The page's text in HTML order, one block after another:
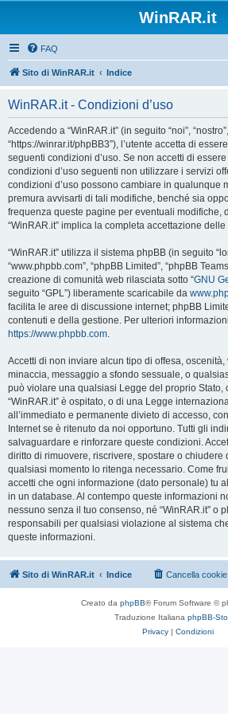
WinRAR.it
FAQ
Sito di WinRAR.it Indice
WinRAR.it - Condizioni d’uso
Accedendo a “WinRAR.it” (in seguito “noi”,
“https://winrar.it/phpBB3”), l’utente accetta di
seguenti condizioni d’uso. Se non accetti di
condizioni d’uso seguenti non utilizzare i servizi
condizioni d’uso possono cambiare in qualunque
premura avvisarti di tali modifiche, benché sia
frequenza queste pagine per eventuali modifiche,
“WinRAR.it” implica la completa accettazione
“WinRAR.it” utilizza il sistema phpBB (in seguito
“www.phpbb.com”, “phpBB Limited”, “phpBB
creazione di comunità web rilasciata sotto “GNU
seguito “GPL”) liberamente scaricabile da
facilita le aree di discussione internet; phpBB
contenuti e della gestione. Per ulteriori
https://www.phpbb.com.
Accetti di non inviare alcun tipo di offesa,
minaccia, messaggio a sfondo sessuale, o
può violare una qualsiasi Legge del proprio Stato,
“WinRAR.it” è ospitato, o di una Legge
all’immediato e permanente divieto di accesso,
Internet se è ritenuto da noi opportuno. Tutti gli
salvaguardare e rinforzare queste condizioni.
diritto di rimuovere, riscrivere, spostare o chiudere
qualsiasi momento lo ritenga necessario. Come
accetti che ogni informazione (dato personale) tu
in un database. Al contempo queste informazioni
nessuno senza il tuo consenso, né “WinRAR.it” o
responsabili per qualsiasi violazione al sistema
queste informazioni.
Sito di WinRAR.it Indice Cancella cookie
Creato da phpBB® Forum Software ©
Traduzione Italiana phpBB-
Privacy | Condizioni